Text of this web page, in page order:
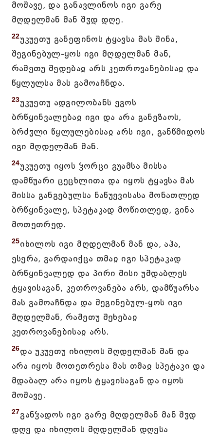
მოშავე, და განავლინოს იგი გარე
მღდელმან მან შჳდ დღე.
22უკუეთუ განეფინოს ტყავსა მას შინა,
შეგინებულ-ყოს იგი მღდელმან მან,
რამეთუ შედებაჲ არს კეთროვანებისაჲ და
წყლულსა მას გამოაჩნდა.
23უკუეთუ ადგილობანს ეგოს
ბრწყინვალებაჲ იგი და არა განეზაოს,
ბრძჳლი წყლულებისაჲ არს იგი, განწმიდოს
იგი მღდელმან მან.
24უკუეთუ იყოს ჴორცი გუამსა მისსა
დამწუარი ცეცხლითა და იყოს ტყავსა მას
მისსა განგებულსა ნაწუევისასა მონათლედ
ბრწყინვალე, სპეტაკად მოწითლედ, გინა
მოთეთრედ.
25იხილოს იგი მღდელმან მან და, აჰა,
ესერა, გარდაიქცა თმაჲ იგი სპეტაკად
ბრწყინვალედ და პირი მისი უმდაბლეს
ტყავისაგან, კეთროვანება არს, დამწუარსა
მას გამოაჩნდა და შეგინებულ-ყოს იგი
მღდელმან, რამეთუ შეხებაჲ
კეთროვანებისაჲ არს.
26და უკუეთუ იხილოს მღდელმან მან და
არა იყოს მოთეთრესა მას თმაჲ სპეტაკი და
მდაბალ არა იყოს ტყავისაგან და იყოს
მოშავე.
27განჴადოს იგი გარე მღდელმან მან შჳდ
დღე და იხილოს მღდელმან დღესა